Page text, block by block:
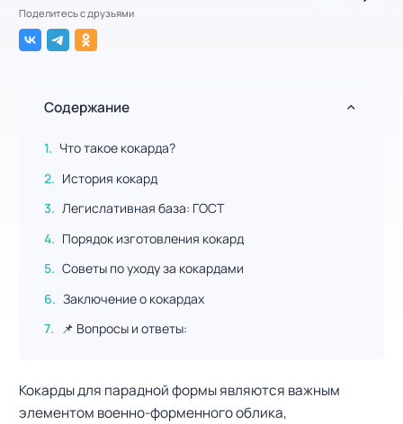
Поделитесь с друзьями
Кокарды для парадной формы являются важным
элементом военно-форменного облика,
Содержание
Что такое кокарда?
История кокард
Легислативная база: ГОСТ
Порядок изготовления кокард
Советы по уходу за кокардами
Заключение о кокардах
📌 Вопросы и ответы: